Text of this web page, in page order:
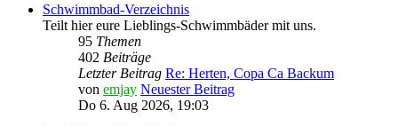
Schwimmbad-Verzeichnis
Teilt hier eure Lieblings-Schwimmbäder mit uns.
95 Themen
402 Beiträge
Letzter Beitrag Re: Herten, Copa Ca Backum
von emjay Neuester Beitrag
Do 6. Aug 2026, 19:03